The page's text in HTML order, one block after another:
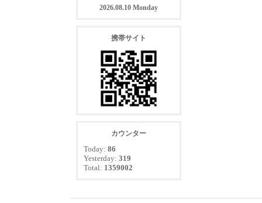
2026.08.10 Monday
携帯サイト
カウンター
Today: 86
Yesterday: 319
Total: 1359002